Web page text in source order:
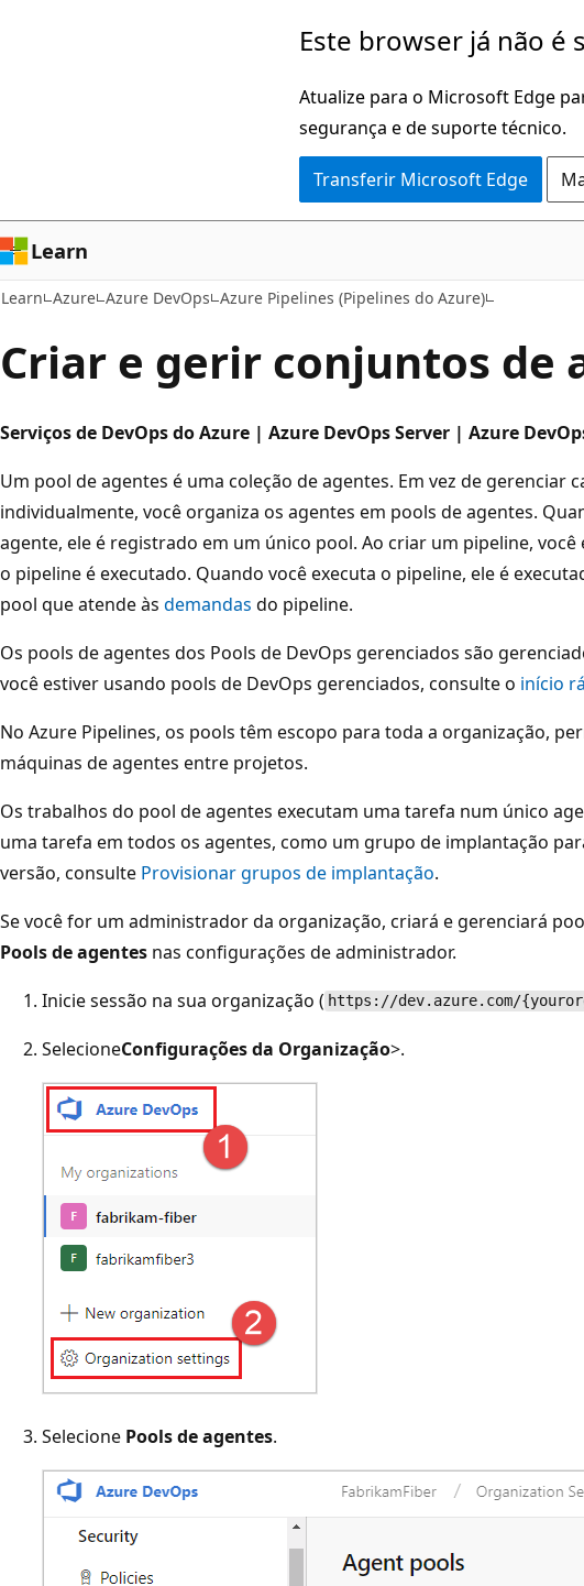
Este browser já não é
Atualize para o Microsoft Edge
segurança e de suporte técnico.
Transferir Microsoft Edge
Learn
Learn Azure Azure DevOps Azure Pipelines (Pipelines do Azure)
Criar e gerir conjuntos de
Serviços de DevOps do Azure | Azure DevOps Server | Azure
Um pool de agentes é uma coleção de agentes. Em vez de gerenciar
individualmente, você organiza os agentes em pools de agentes.
agente, ele é registrado em um único pool. Ao criar um pipeline,
o pipeline é executado. Quando você executa o pipeline, ele é
pool que atende às demandas do pipeline.
Os pools de agentes dos Pools de DevOps gerenciados são
você estiver usando pools de DevOps gerenciados, consulte o início
No Azure Pipelines, os pools têm escopo para toda a organização,
máquinas de agentes entre projetos.
Os trabalhos do pool de agentes executam uma tarefa num único
uma tarefa em todos os agentes, como um grupo de implantação
versão, consulte Provisionar grupos de implantação.
Se você for um administrador da organização, criará e gerenciará
Pools de agentes nas configurações de administrador.
Inicie sessão na sua organização ( https://dev.azure.com/
SelecioneConfigurações da Organização>.
Selecione Pools de agentes.